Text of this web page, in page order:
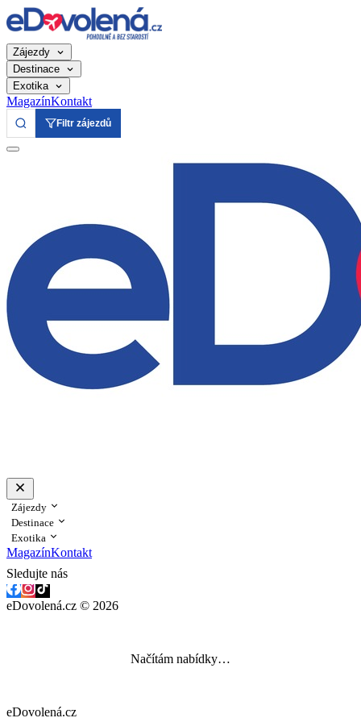
Zájezdy
Destinace
Exotika
MagazínKontakt
Filtr zájezdů
Zájezdy
Destinace
Exotika
MagazínKontakt
Sledujte nás
eDovolená.cz © 2026
Načítám nabídky…
eDovolená.cz